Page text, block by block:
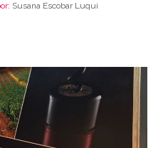
Susana Escobar Luqui